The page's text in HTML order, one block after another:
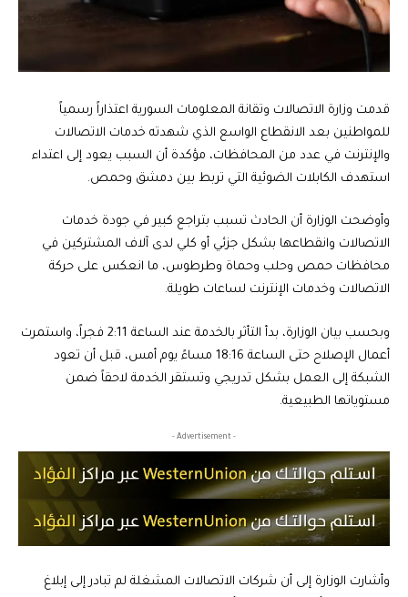
قدمت وزارة الاتصالات وتقانة المعلومات السورية اعتذاراً رسمياً
للمواطنين بعد الانقطاع الواسع الذي شهدته خدمات الاتصالات
والإنترنت في عدد من المحافظات، مؤكدة أن السبب يعود إلى اعتداء
استهدف الكابلات الضوئية التي تربط بين دمشق وحمص.
وأوضحت الوزارة أن الحادث تسبب بتراجع كبير في جودة خدمات
الاتصالات وانقطاعها بشكل جزئي أو كلي لدى آلاف المشتركين في
محافظات حمص وحلب وحماة وطرطوس، ما انعكس على حركة
الاتصالات وخدمات الإنترنت لساعات طويلة.
وبحسب بيان الوزارة، بدأ التأثر بالخدمة عند الساعة 2:11 فجراً، واستمرت
أعمال الإصلاح حتى الساعة 18:16 مساءً يوم أمس، قبل أن تعود
الشبكة إلى العمل بشكل تدريجي وتستقر الخدمة لاحقاً ضمن
مستوياتها الطبيعية.
- Advertisement -
وأشارت الوزارة إلى أن شركات الاتصالات المشغلة لم تبادر إلى إبلاغ